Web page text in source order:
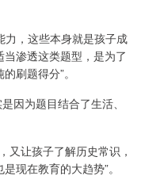
力，这些本身就是孩子成
渗透这类题型，是为了
刷题得分”。
因为题目结合了生活、
又让孩子了解历史常识，
现在教育的大趋势”。